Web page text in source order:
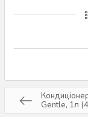
Gentle, 1л